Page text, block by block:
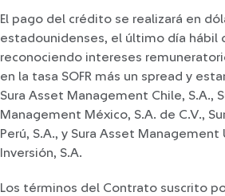
El pago del crédito se realizará en
estadounidenses, el último día hábil
reconociendo intereses
en la tasa SOFR más un spread y
Sura Asset Management Chile, S.A.,
Management México, S.A. de C.V.,
Perú, S.A., y Sura Asset
Inversión, S.A.
Los términos del Contrato suscrito